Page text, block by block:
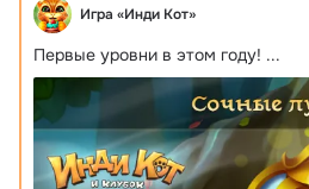
Игра «Инди Кот»
Первые уровни в этом году! ...